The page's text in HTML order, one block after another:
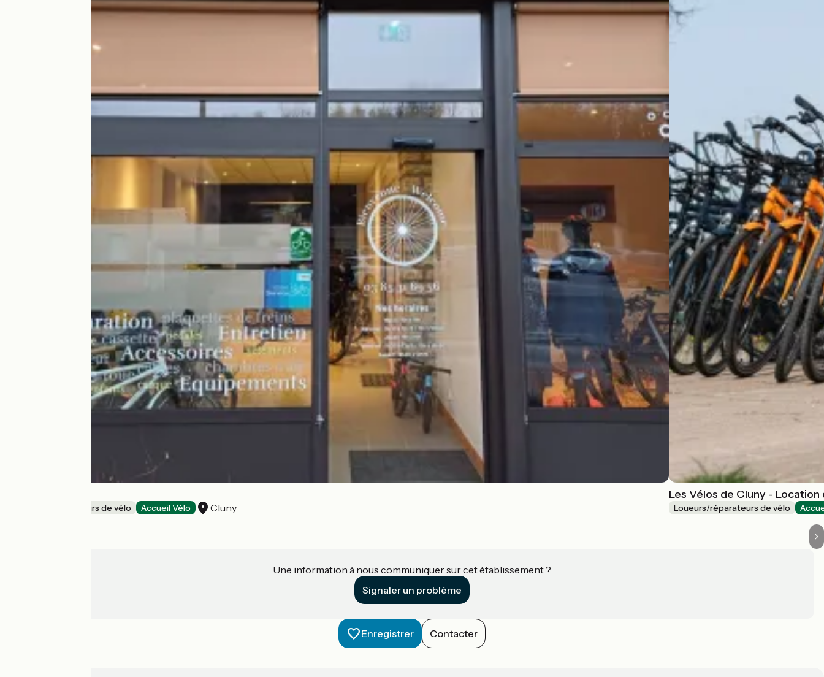
Loueurs/réparateurs de vélo Accueil Vélo Cluny
Les Vélos de Cluny - Location
Loueurs/réparateurs de vélo
Une information à nous communiquer sur cet établissement ?
Signaler un problème
Enregistrer Contacter